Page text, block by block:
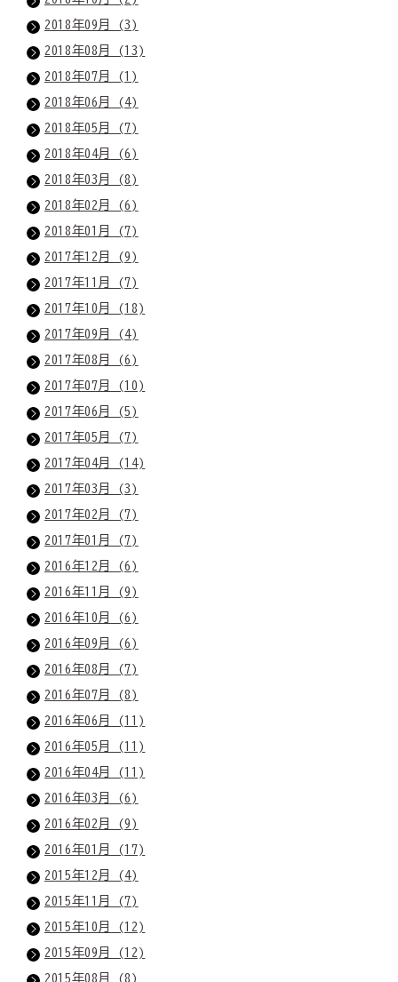
2018年09月 (3)
2018年08月 (13)
2018年07月 (1)
2018年06月 (4)
2018年05月 (7)
2018年04月 (6)
2018年03月 (8)
2018年02月 (6)
2018年01月 (7)
2017年12月 (9)
2017年11月 (7)
2017年10月 (18)
2017年09月 (4)
2017年08月 (6)
2017年07月 (10)
2017年06月 (5)
2017年05月 (7)
2017年04月 (14)
2017年03月 (3)
2017年02月 (7)
2017年01月 (7)
2016年12月 (6)
2016年11月 (9)
2016年10月 (6)
2016年09月 (6)
2016年08月 (7)
2016年07月 (8)
2016年06月 (11)
2016年05月 (11)
2016年04月 (11)
2016年03月 (6)
2016年02月 (9)
2016年01月 (17)
2015年12月 (4)
2015年11月 (7)
2015年10月 (12)
2015年09月 (12)
2015年08月 (8)